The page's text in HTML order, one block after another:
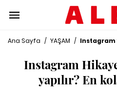
Ana Sayfa / YAŞAM / Instagram
Instagram
yapılır? En